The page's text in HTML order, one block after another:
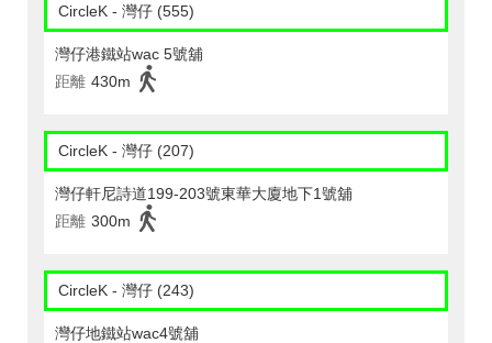
CircleK - 灣仔 (555)
灣仔港鐵站wac 5號舖
距離 430m
CircleK - 灣仔 (207)
灣仔軒尼詩道199-203號東華大廈地下1號舖
距離 300m
CircleK - 灣仔 (243)
灣仔地鐵站wac4號舖